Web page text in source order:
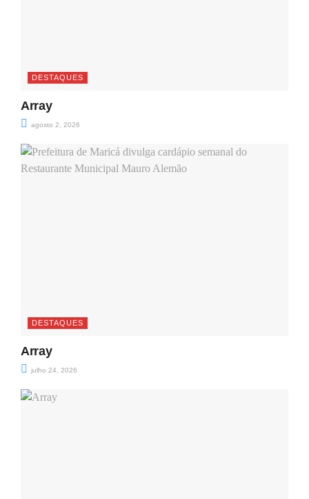
DESTAQUES
Array
agosto 2, 2026
DESTAQUES
Array
julho 24, 2026